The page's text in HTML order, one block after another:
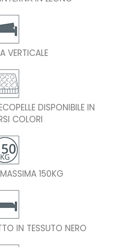
VERTICALE
DISPONIBILE IN
COLORI
150KG
IN TESSUTO NERO